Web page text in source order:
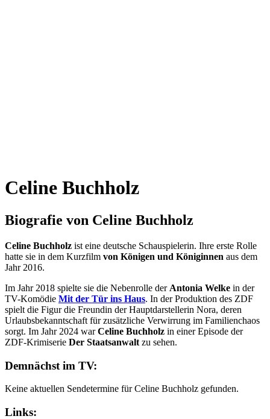
Celine Buchholz
Biografie von Celine Buchholz
Celine Buchholz ist eine deutsche Schauspielerin. Ihre erste Rolle
hatte sie in dem Kurzfilm von Königen und Königinnen aus dem
Jahr 2016.
Im Jahr 2018 spielte sie die Nebenrolle der Antonia Welke in der
TV-Komödie Mit der Tür ins Haus. In der Produktion des ZDF
spielt die Figur die Freundin der Hauptdarstellerin Nora, deren
Urlaubsbekanntschaft für zusätzliche Verwirrung im Familienchaos
sorgt. Im Jahr 2024 warCeline Buchholz in einer Episode der
ZDF-Krimiserie Der Staatsanwalt zu sehen.
Demnächst im TV:
Keine aktuellen Sendetermine für Celine Buchholz gefunden.
Links: